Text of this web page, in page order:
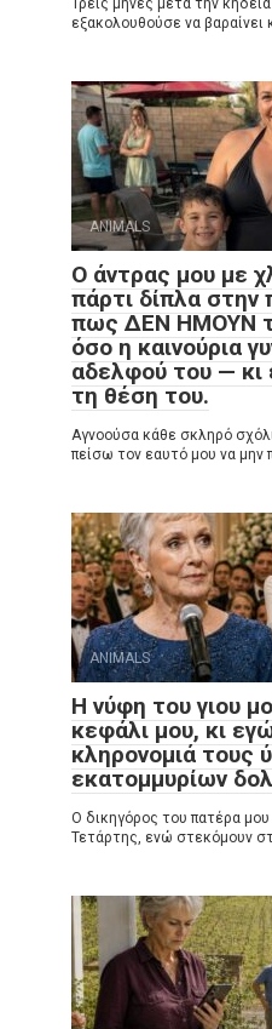
Τρεις μήνες μετά την
εξακολουθούσε να βαραίνει
ANIMALS
Ο άντρας μου με
πάρτι δίπλα στην
πως ΔΕΝ ΗΜΟΥΝ
όσο η καινούρια
αδελφού του — κι
τη θέση του.
Αγνοούσα κάθε σκληρό
πείσω τον εαυτό μου να μην
ANIMALS
Η νύφη του γιου
κεφάλι μου, κι
κληρονομιά τους
εκατομμυρίων
Ο δικηγόρος του πατέρα
Τετάρτης, ενώ στεκόμουν